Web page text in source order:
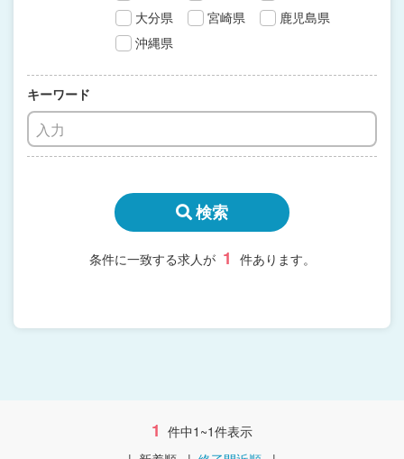
大分県
宮崎県
鹿児島県
沖縄県
キーワード
検索
条件に一致する求人が 1 件あります。
1 件中1~1件表示